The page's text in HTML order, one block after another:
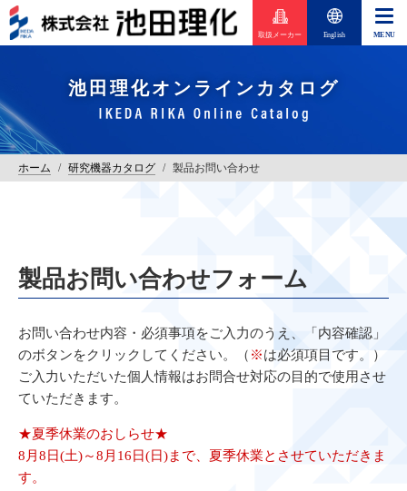
取扱メーカー English
池田理化オンラインカタログ
ホーム / 研究機器カタログ / 製品お問い合わせ
製品お問い合わせフォーム
お問い合わせ内容・必須事項をご入力のうえ、「内容確認」
のボタンをクリックしてください。（ ※は必須項目です。）
ご入力いただいた個人情報はお問合せ対応の目的で使用させ
ていただきます。
★夏季休業のおしらせ★
8月8日(土)～8月16日(日)まで、夏季休業とさせていただきま
す。